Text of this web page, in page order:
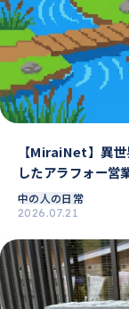
【MiraiNet】異世
したアラフォー営
中の人の日常
2026.07.21